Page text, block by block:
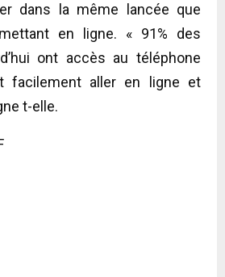
dans la même lancée que
en ligne. « 91% des
ont accès au téléphone
facilement aller en ligne et
t-elle.